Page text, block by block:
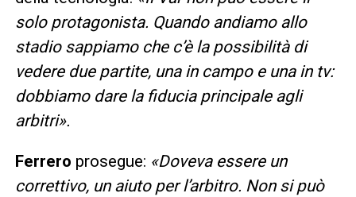
solo protagonista. Quando andiamo allo
stadio sappiamo che c’è la possibilità di
vedere due partite, una in campo e una in tv:
dobbiamo dare la fiducia principale agli
arbitri».
Ferrero prosegue: «Doveva essere un
correttivo, un aiuto per l’arbitro. Non si può